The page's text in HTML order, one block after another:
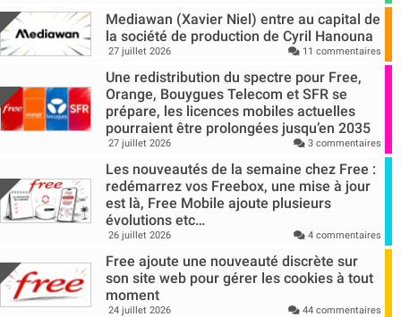
Mediawan (Xavier Niel) entre au capital de
la société de production de Cyril Hanouna
27 juillet 2026 11 commentaires
Une redistribution du spectre pour Free,
Orange, Bouygues Telecom et SFR se
prépare, les licences mobiles actuelles
pourraient être prolongées jusqu’en 2035
27 juillet 2026 3 commentaires
Les nouveautés de la semaine chez Free :
redémarrez vos Freebox, une mise à jour
est là, Free Mobile ajoute plusieurs
évolutions etc…
26 juillet 2026 4 commentaires
Free ajoute une nouveauté discrète sur
son site web pour gérer les cookies à tout
moment
24 juillet 2026 44 commentaires